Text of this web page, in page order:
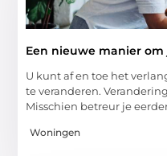
Een nieuwe manier
U kunt af en toe het
te veranderen.
Misschien betreur je
Woningen